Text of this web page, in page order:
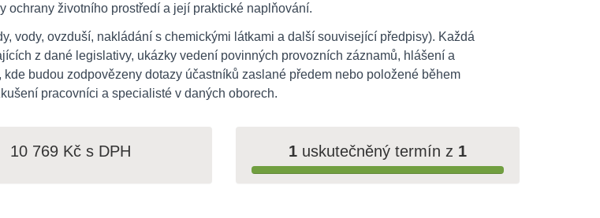
ochrany životního prostředí a její praktické naplňování.
vody, ovzduší, nakládání s chemickými látkami a další související předpisy). Každá
z dané legislativy, ukázky vedení povinných provozních záznamů, hlášení a
budou zodpovězeny dotazy účastníků zaslané předem nebo položené během
pracovníci a specialisté v daných oborech.
10 769 Kč s DPH 1 uskutečněný termín z 1